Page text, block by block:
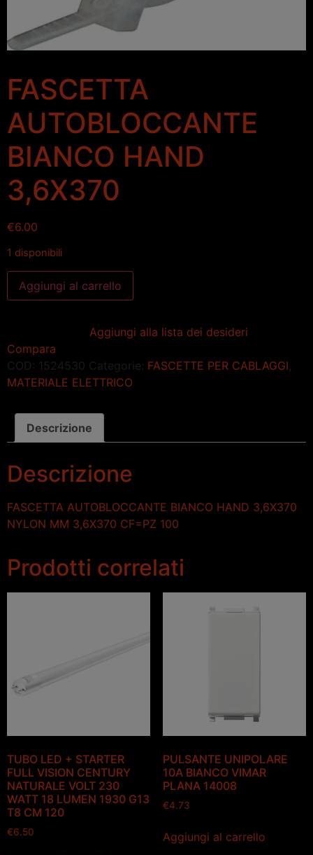
FASCETTA
AUTOBLOCCANTE
BIANCO HAND
3,6X370
€6.00
1 disponibili
Aggiungi al carrello
Aggiungi alla lista dei desideri
Compara
COD: 1524530 Categorie: FASCETTE PER CABLAGGI
MATERIALE ELETTRICO
Descrizione
Descrizione
FASCETTA AUTOBLOCCANTE BIANCO HAND 3,6X370
NYLON MM 3,6X370 CF=PZ 100
Prodotti correlati
TUBO LED + STARTER
FULL VISION CENTURY
NATURALE VOLT 230
WATT 18 LUMEN 1930 G13
T8 CM 120
€6.50
PULSANTE UNIPOLARE
10A BIANCO VIMAR
PLANA 14008
€4.73
Aggiungi al carrello